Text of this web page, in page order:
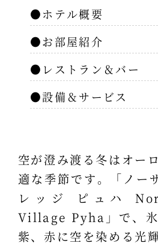
●ホテル概要
●お部屋紹介
●レストラン＆バー
●設備＆サービス
空が澄み渡る冬はオー
適な季節です。「ノー
レッジ ピュハ
Village Pyha」で、氷
紫、赤に空を染める光